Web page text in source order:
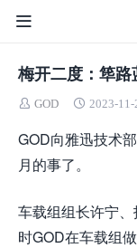
梅开二度：筚路
GOD 2023-11-
GOD向雅迅技术
月的事了。
车载组组长许宁
时GOD在车载组